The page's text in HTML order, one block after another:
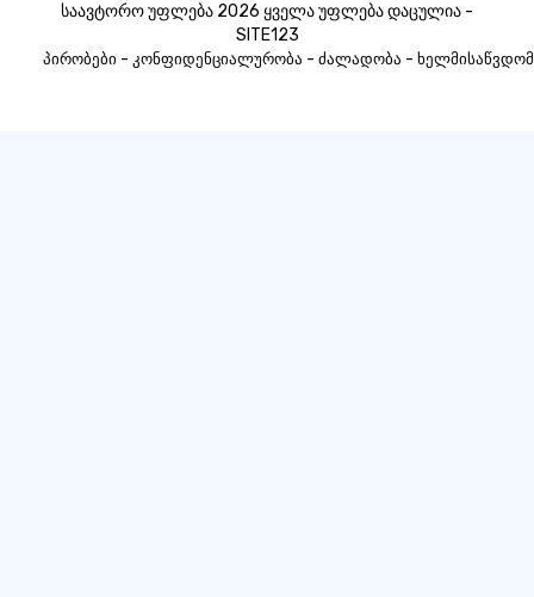
საავტორო უფლება 2026 ყველა უფლება დაცულია -
SITE123
პირობები - კონფიდენციალურობა - ძალადობა -